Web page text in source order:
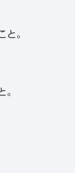
と。
。